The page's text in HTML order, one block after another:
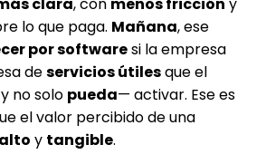
clara, con menos fricción y
lo que paga. Mañana, ese
por softwaresi la empresa
deservicios útilesque el
no solo pueda— activar. Ese es
el valor percibido de una
alto y tangible.